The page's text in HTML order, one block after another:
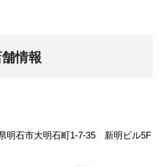
情報
明石市大明石町1-7-35 新明ビル5F